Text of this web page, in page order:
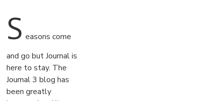
S easons come
and go but Journal is
here to stay. The
Journal 3 blog has
been greatly